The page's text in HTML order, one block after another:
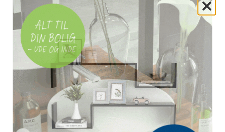
MÅL
157 × 45 × 48 cm (L × B × H)
BEN, MÅL
7 × 7 × 39 cm (L × B × H)
OFTE STILLEDE SPØRGSMÅL